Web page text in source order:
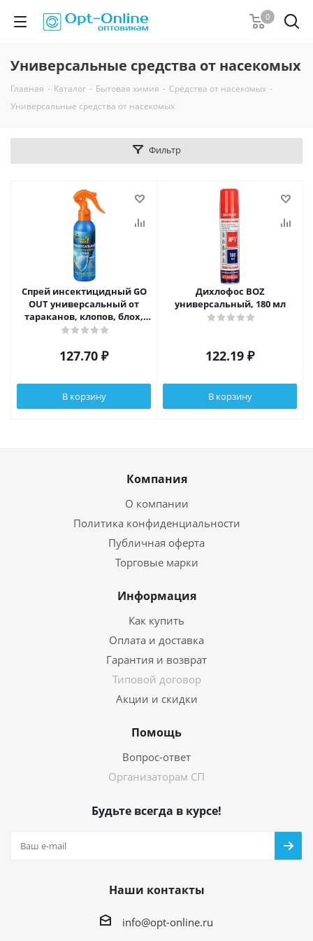
0
Универсальные средства от насекомых
Главная - Каталог - Бытовая химия - Средства от насекомых -
Универсальные средства от насекомых
Фильтр
Спрей инсектицидный GO
OUT универсальный от
тараканов, клопов, блох,
муравьев, моли, 200мл
127.70 ₽
В корзину
Дихлофос BOZ
универсальный, 180 мл
122.19 ₽
В корзину
Компания
О компании
Политика конфиденциальности
Публичная оферта
Торговые марки
Информация
Как купить
Оплата и доставка
Гарантия и возврат
Типовой договор
Акции и скидки
Помощь
Вопрос-ответ
Организаторам СП
Будьте всегда в курсе!
Наши контакты
info@opt-online.ru